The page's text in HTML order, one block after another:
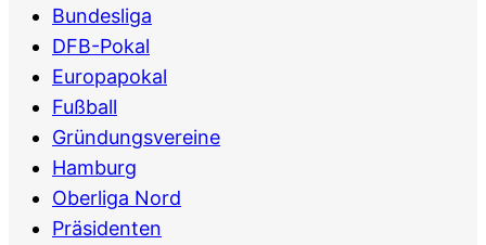
Bundesliga
DFB-Pokal
Europapokal
Fußball
Gründungsvereine
Hamburg
Oberliga Nord
Präsidenten